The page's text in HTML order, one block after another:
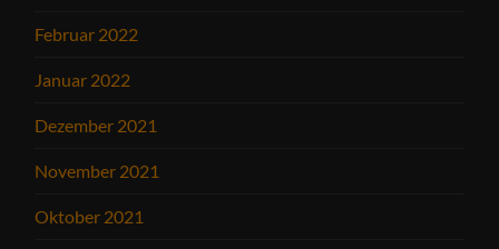
Februar 2022
Januar 2022
Dezember 2021
November 2021
Oktober 2021